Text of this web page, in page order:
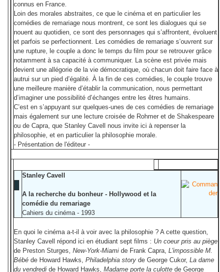
connus en France.
Loin des morales abstraites, ce que le cinéma et en particulier les
comédies de remariage nous montrent, ce sont les dialogues qui se
nouent au quotidien, ce sont des personnages qui s’affrontent, évoluent
et parfois se perfectionnent. Les comédies de remariage s’ouvrent sur
une rupture, le couple a donc le temps du film pour se retrouver grâce
notamment à sa capacité à communiquer. La scène est privée mais
devient une allégorie de la vie démocratique, où chacun doit faire face à
autrui sur un pied d’égalité. À la fin de ces comédies, le couple trouve
une meilleure manière d’établir la communication, nous permettant
d’imaginer une possibilité d’échanges entre les êtres humains.
C’est en s’appuyant sur quelques-unes de ces comédies de remariage
mais également sur une lecture croisée de Rohmer et de Shakespeare
ou de Capra, que Stanley Cavell nous invite ici à repenser la
philosophie, et en particulier la philosophie morale.
- Présentation de l'éditeur -
Stanley Cavell
A la recherche du bonheur - Hollywood et la
comédie du remariage
Cahiers du cinéma - 1993
En quoi le cinéma a-t-il à voir avec la philosophie ? A cette question,
Stanley Cavell répond ici en étudiant sept films : Un coeur pris au piège
de Preston Sturges, New-York-Miami de Frank Capra, L'impossible M.
Bébé de Howard Hawks, Philadelphia story de George Cukor, La dame
du vendredi de Howard Hawks, Madame porte la culotte de George